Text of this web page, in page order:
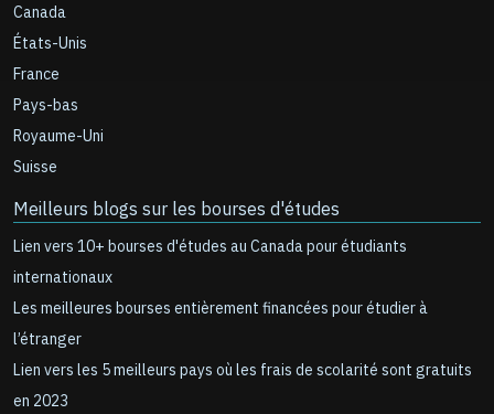
Canada
États-Unis
France
Pays-bas
Royaume-Uni
Suisse
Meilleurs blogs sur les bourses d'études
Lien vers 10+ bourses d'études au Canada pour étudiants
internationaux
Les meilleures bourses entièrement financées pour étudier à
l’étranger
Lien vers les 5 meilleurs pays où les frais de scolarité sont gratuits
en 2023